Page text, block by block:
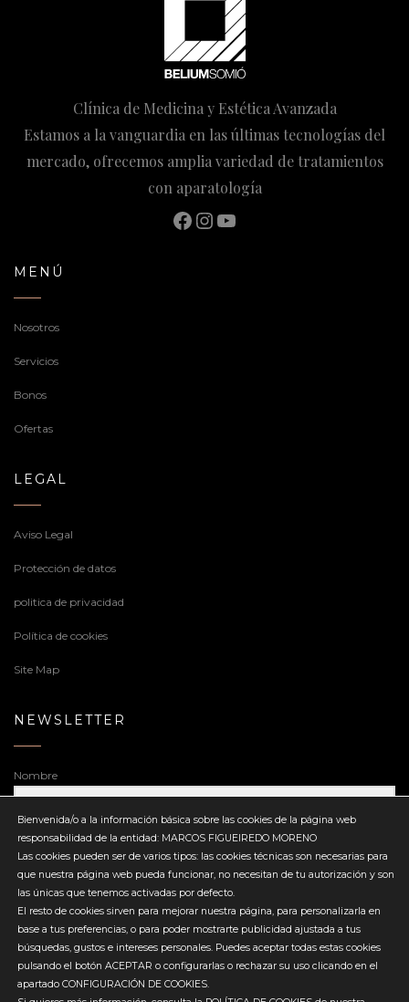
Clínica de Medicina y Estética Avanzada
Estamos a la vanguardia en las últimas tecnologías del
mercado, ofrecemos amplia variedad de tratamientos
con aparatología
Facebook
Instagram
YouTube
MENÚ
Nosotros
Servicios
Bonos
Ofertas
LEGAL
Aviso Legal
Protección de datos
politica de privacidad
Política de cookies
Site Map
NEWSLETTER
Nombre
Dirección de correo electrónico
Enviar
Bienvenida/o a la información básica sobre las cookies de la página web
responsabilidad de la entidad: MARCOS FIGUEIREDO MORENO
Las cookies pueden ser de varios tipos: las cookies técnicas son necesarias para
que nuestra página web pueda funcionar, no necesitan de tu autorización y son
las únicas que tenemos activadas por defecto.
El resto de cookies sirven para mejorar nuestra página, para personalizarla en
base a tus preferencias, o para poder mostrarte publicidad ajustada a tus
búsquedas, gustos e intereses personales. Puedes aceptar todas estas cookies
pulsando el botón ACEPTAR o configurarlas o rechazar su uso clicando en el
apartado CONFIGURACIÓN DE COOKIES.